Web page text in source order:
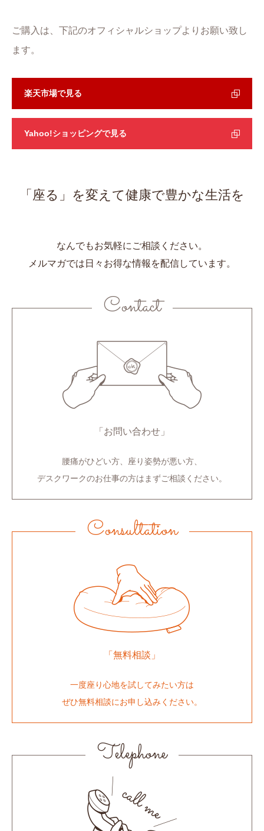
ご購入は、下記のオフィシャルショップよりお願い致し
ます。
楽天市場で見る
Yahoo!ショッピングで見る
「座る」を変えて健康で豊かな生活を
なんでもお気軽にご相談ください。
メルマガでは日々お得な情報を配信しています。
Contact
「お問い合わせ」
腰痛がひどい方、座り姿勢が悪い方、
デスクワークのお仕事の方はまずご相談ください。
Consultation
「無料相談」
一度座り心地を試してみたい方は
ぜひ無料相談にお申し込みください。
Telephone